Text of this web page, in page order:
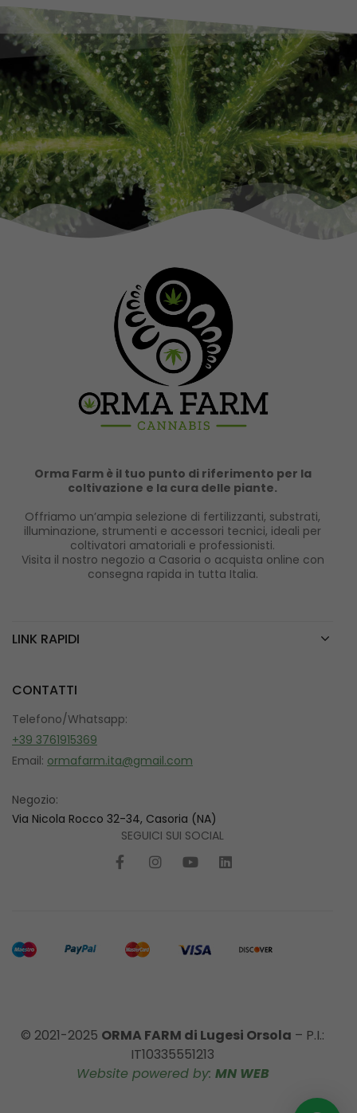
Orma Farm è il tuo punto di riferimento per la
coltivazione e la cura delle piante.
Offriamo un’ampia selezione di fertilizzanti, substrati,
illuminazione, strumenti e accessori tecnici, ideali per
coltivatori amatoriali e professionisti.
Visita il nostro negozio a Casoria o acquista online con
consegna rapida in tutta Italia.
LINK RAPIDI
CONTATTI
Telefono/Whatsapp:
+39 3761915369
Email: ormafarm.ita@gmail.com
Negozio:
Via Nicola Rocco 32-34, Casoria (NA)
SEGUICI SUI SOCIAL
© 2021-2025 ORMA FARM di Lugesi Orsola – P.I.:
IT10335551213
Website powered by: MN WEB